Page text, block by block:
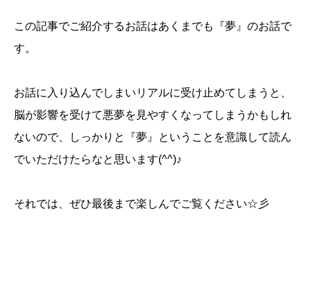
この記事でご紹介するお話はあくまでも『夢』のお話で
す。
お話に入り込んでしまいリアルに受け止めてしまうと、
脳が影響を受けて悪夢を見やすくなってしまうかもしれ
ないので、しっかりと『夢』ということを意識して読ん
でいただけたらなと思います(^^)♪
それでは、ぜひ最後まで楽しんでご覧ください☆彡